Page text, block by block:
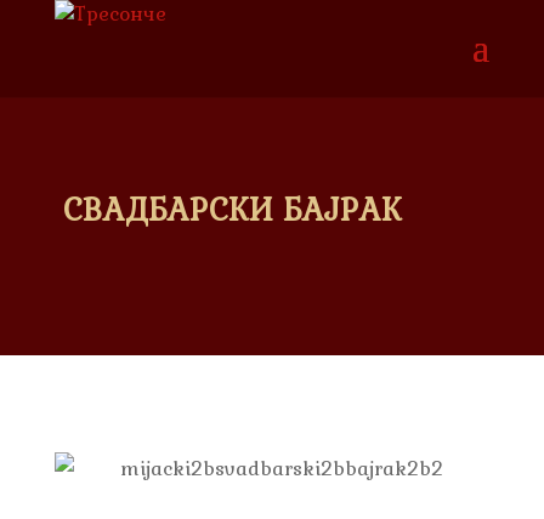
СВАДБАРСКИ БАЈРАК